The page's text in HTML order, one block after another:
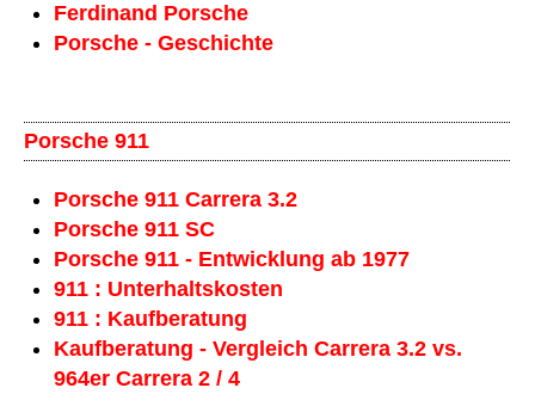
Ferdinand Porsche
Porsche - Geschichte
Porsche 911
Porsche 911 Carrera 3.2
Porsche 911 SC
Porsche 911 - Entwicklung ab 1977
911 : Unterhaltskosten
911 : Kaufberatung
Kaufberatung - Vergleich Carrera 3.2 vs.
964er Carrera 2 / 4